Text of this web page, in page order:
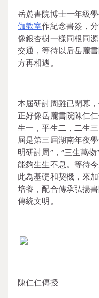
岳麓書院博士一年級
伽教室作紀念書簽，
像銀杏樹一樣同根同
交通，等待以后岳麓
方再相遇。
本屆研討周雖已閉幕
正好像岳麓書院陳仁
生一，平生二，二生
屆是第三屆湖南年夜
明研討周”，“三生萬
能夠生生不息。等待
此為基礎和契機，來
培養，配合傳承弘揚
傳統文明。
陳仁仁傳授